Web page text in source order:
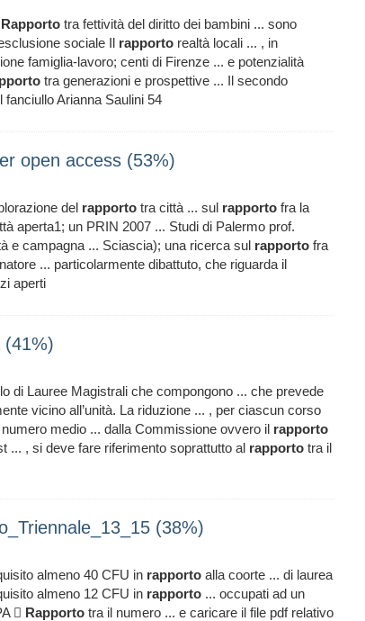
Rapporto tra fettività del diritto dei bambini ... sono
sociale Il rapporto realtà locali ... , in
famiglia-lavoro; centi di Firenze ... e potenzialità
tra generazioni e prospettive ... Il secondo
Arianna Saulini 54
open access (53%)
del rapporto tra città ... sul rapporto fra la
aperta1; un PRIN 2007 ... Studi di Palermo prof.
e campagna ... Sciascia); una ricerca sul rapporto fra
... particolarmente dibattuto, che riguarda il
aperti
(41%)
di Lauree Magistrali che compongono ... che prevede
vicino all’unità. La riduzione ... , per ciascun corso
medio ... dalla Commissione ovvero il rapporto
... , si deve fare riferimento soprattutto al rapporto tra il
(38%)
almeno 40 CFU in rapporto alla coorte ... di laurea
almeno 12 CFU in rapporto ... occupati ad un
 Rapporto tra il numero ... e caricare il file pdf relativo